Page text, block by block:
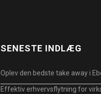
SENESTE INDLÆG
Oplev den bedste take away i
Effektiv erhvervsflytning for